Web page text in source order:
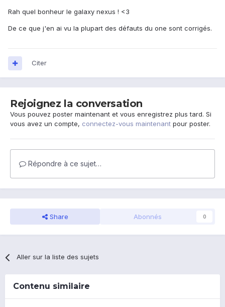
Rah quel bonheur le galaxy nexus ! <3
De ce que j'en ai vu la plupart des défauts du one sont corrigés.
Citer
Rejoignez la conversation
Vous pouvez poster maintenant et vous enregistrez plus tard. Si
vous avez un compte, connectez-vous maintenant pour poster.
Répondre à ce sujet…
Share Abonnés 0
Aller sur la liste des sujets
Contenu similaire